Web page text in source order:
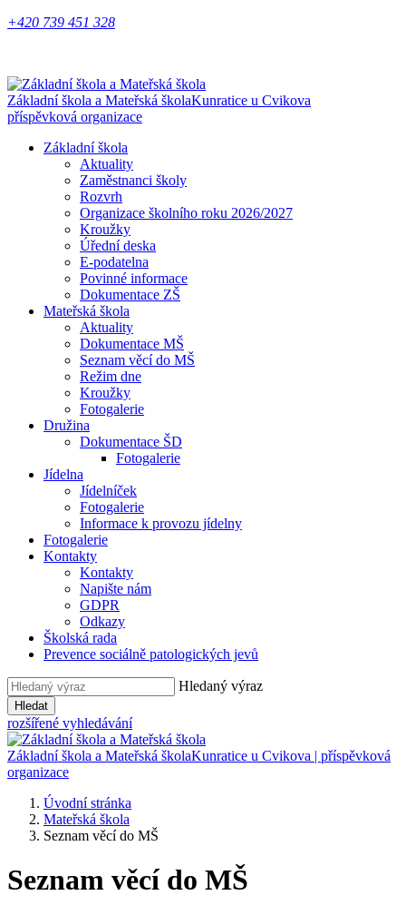
+420 739 451 328
Základní škola a Mateřská školaKunratice u Cvikova
příspěvková organizace
Základní škola
Aktuality
Zaměstnanci školy
Rozvrh
Organizace školního roku 2026/2027
Kroužky
Úřední deska
E-podatelna
Povinné informace
Dokumentace ZŠ
Mateřská škola
Aktuality
Dokumentace MŠ
Seznam věcí do MŠ
Režim dne
Kroužky
Fotogalerie
Družina
Dokumentace ŠD
Fotogalerie
Jídelna
Jídelníček
Fotogalerie
Informace k provozu jídelny
Fotogalerie
Kontakty
Kontakty
Napište nám
GDPR
Odkazy
Školská rada
Prevence sociálně patologických jevů
Hledaný výraz
Hledat
rozšířené vyhledávání
Základní škola a Mateřská školaKunratice u Cvikova | příspěvková
organizace
Úvodní stránka
Mateřská škola
Seznam věcí do MŠ
Seznam věcí do MŠ